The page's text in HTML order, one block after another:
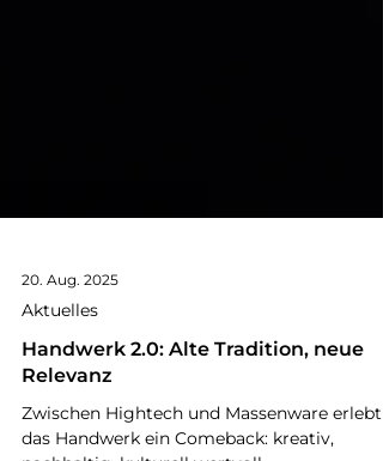
20. Aug. 2025
Aktuelles